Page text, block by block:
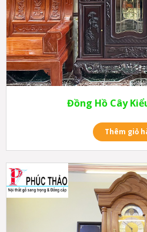
Đồng Hồ Cây
Thêm giỏ